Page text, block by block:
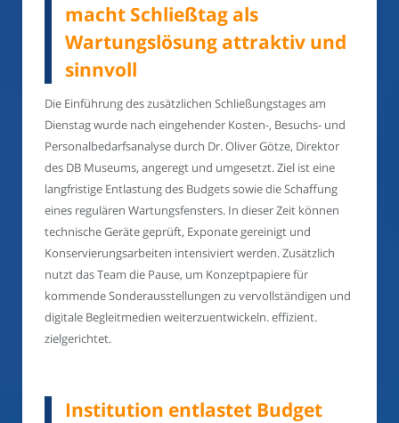
macht Schließtag als
Wartungslösung attraktiv und
sinnvoll
Die Einführung des zusätzlichen Schließungstages am
Dienstag wurde nach eingehender Kosten-, Besuchs- und
Personalbedarfsanalyse durch Dr. Oliver Götze, Direktor
des DB Museums, angeregt und umgesetzt. Ziel ist eine
langfristige Entlastung des Budgets sowie die Schaffung
eines regulären Wartungsfensters. In dieser Zeit können
technische Geräte geprüft, Exponate gereinigt und
Konservierungsarbeiten intensiviert werden. Zusätzlich
nutzt das Team die Pause, um Konzeptpapiere für
kommende Sonderausstellungen zu vervollständigen und
digitale Begleitmedien weiterzuentwickeln. effizient.
zielgerichtet.
Institution entlastet Budget